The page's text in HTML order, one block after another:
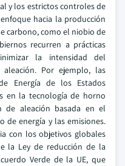
y los estrictos controles de
hacia la producción
carbono, como el niobio de
recurren a prácticas
la intensidad del
Por ejemplo, las
Energía de los Estados
en la tecnología de horno
de aleación basada en el
de energía y las emisiones.
con los objetivos globales
la Ley de reducción de la
Verde de la UE, que